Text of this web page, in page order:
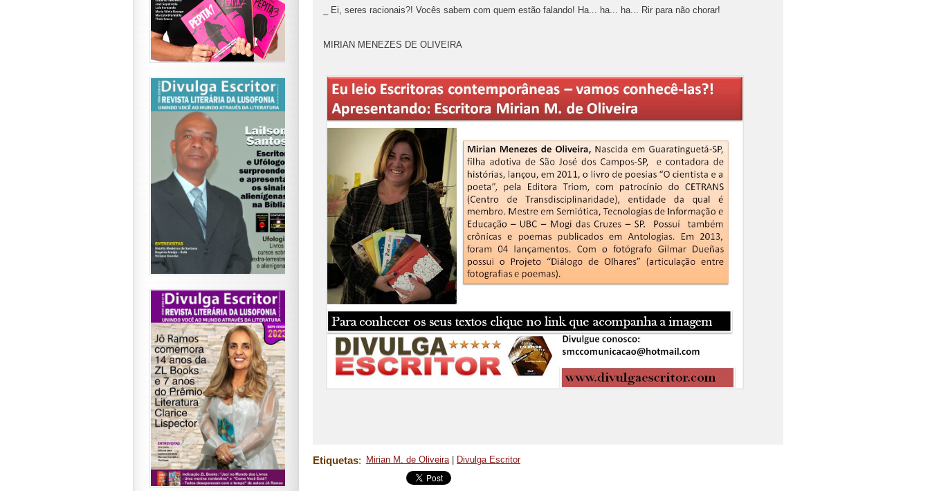
_ Ei, seres racionais?! Vocês sabem com quem estão falando! Ha... ha... ha... Rir para não chorar!
MIRIAN MENEZES DE OLIVEIRA
Etiquetas: Mirian M. de Oliveira Divulga Escritor